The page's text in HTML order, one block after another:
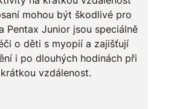
mohou být škodlivé pro
Pentax Junior jsou speciálně
o děti s myopií a zajišťují
i po dlouhých hodinách při
vzdálenost.